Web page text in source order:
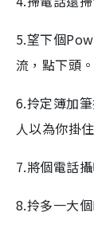
5.望下個
流，點下頭。
6.拎定簿加
人以為你掛
7.將個電話
8.拎多一大